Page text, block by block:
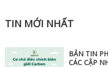
TIN MỚI NHẤT
BẢN TIN
CÁC CẬP